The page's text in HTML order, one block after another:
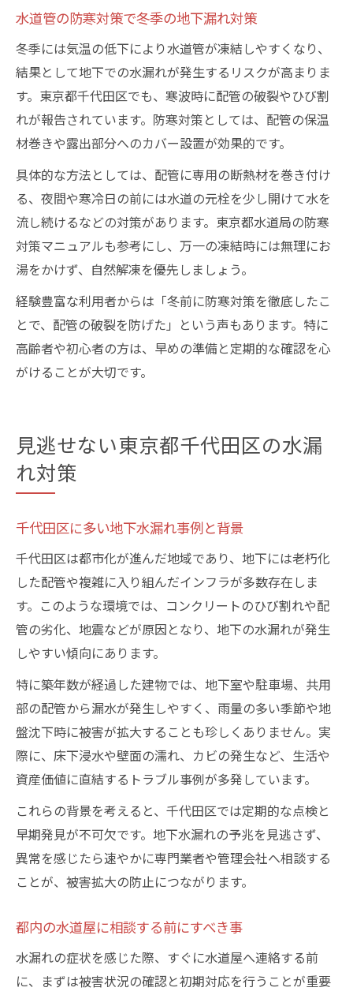
水道管の防寒対策で冬季の地下漏れ対策
冬季には気温の低下により水道管が凍結しやすくなり、
結果として地下での水漏れが発生するリスクが高まりま
す。東京都千代田区でも、寒波時に配管の破裂やひび割
れが報告されています。防寒対策としては、配管の保温
材巻きや露出部分へのカバー設置が効果的です。
具体的な方法としては、配管に専用の断熱材を巻き付け
る、夜間や寒冷日の前には水道の元栓を少し開けて水を
流し続けるなどの対策があります。東京都水道局の防寒
対策マニュアルも参考にし、万一の凍結時には無理にお
湯をかけず、自然解凍を優先しましょう。
経験豊富な利用者からは「冬前に防寒対策を徹底したこ
とで、配管の破裂を防げた」という声もあります。特に
高齢者や初心者の方は、早めの準備と定期的な確認を心
がけることが大切です。
見逃せない東京都千代田区の水漏
れ対策
千代田区に多い地下水漏れ事例と背景
千代田区は都市化が進んだ地域であり、地下には老朽化
した配管や複雑に入り組んだインフラが多数存在しま
す。このような環境では、コンクリートのひび割れや配
管の劣化、地震などが原因となり、地下の水漏れが発生
しやすい傾向にあります。
特に築年数が経過した建物では、地下室や駐車場、共用
部の配管から漏水が発生しやすく、雨量の多い季節や地
盤沈下時に被害が拡大することも珍しくありません。実
際に、床下浸水や壁面の濡れ、カビの発生など、生活や
資産価値に直結するトラブル事例が多発しています。
これらの背景を考えると、千代田区では定期的な点検と
早期発見が不可欠です。地下水漏れの予兆を見逃さず、
異常を感じたら速やかに専門業者や管理会社へ相談する
ことが、被害拡大の防止につながります。
都内の水道屋に相談する前にすべき事
水漏れの症状を感じた際、すぐに水道屋へ連絡する前
に、まずは被害状況の確認と初期対応を行うことが重要